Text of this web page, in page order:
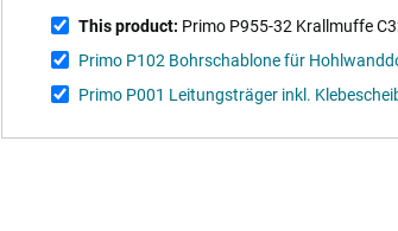
This product: Primo P955-32 Krallmuffe
Primo P102 Bohrschablone für
Primo P001 Leitungsträger inkl.